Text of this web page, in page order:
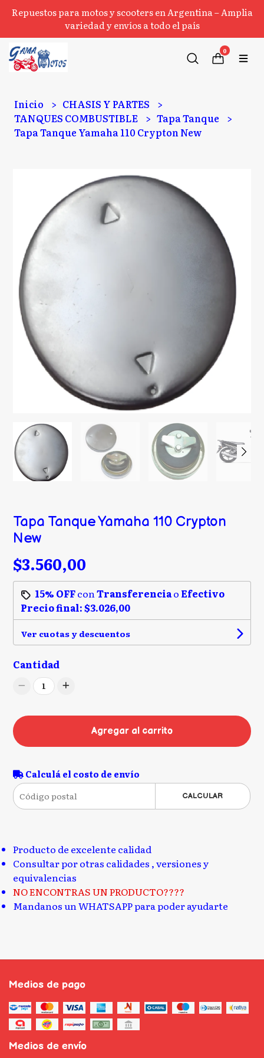
Repuestos para motos y scooters en Argentina – Amplia
variedad y envíos a todo el país
0
Inicio
CHASIS Y PARTES
TANQUES COMBUSTIBLE
Tapa Tanque
Tapa Tanque Yamaha 110 Crypton New
Tapa Tanque Yamaha 110 Crypton
New
$3.560,00
15% OFFconTransferenciao Efectivo
Precio final:$3.026,00
Ver cuotas y descuentos
Cantidad
1
Agregar al carrito
Calculá el costo de envío
CALCULAR
Producto de excelente calidad
Consultar por otras calidades , versiones y
equivalencias
NO ENCONTRAS UN PRODUCTO????
Mandanos un WHATSAPP para poder ayudarte
Medios de pago
Medios de envío